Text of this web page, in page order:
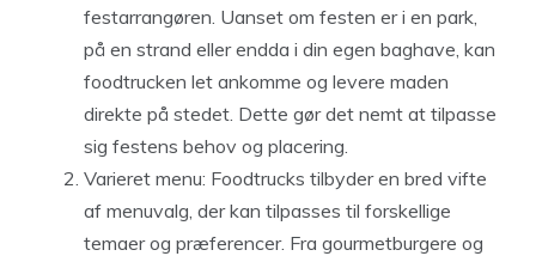
festarrangøren. Uanset om festen er i en park,
på en strand eller endda i din egen baghave, kan
foodtrucken let ankomme og levere maden
direkte på stedet. Dette gør det nemt at tilpasse
sig festens behov og placering.
Varieret menu: Foodtrucks tilbyder en bred vifte
af menuvalg, der kan tilpasses til forskellige
temaer og præferencer. Fra gourmetburgere og